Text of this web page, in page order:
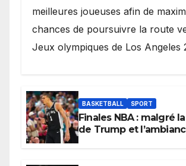
meilleures joueuses afin de
chances de poursuivre la route
Jeux olympiques de Los Angeles
BASKETBALL SPORT
Finales NBA : malgré
de Trump et